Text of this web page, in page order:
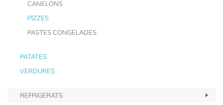
CANELONS
PIZZES
PASTES CONGELADES
PATATES
VERDURES
REFRIGERATS